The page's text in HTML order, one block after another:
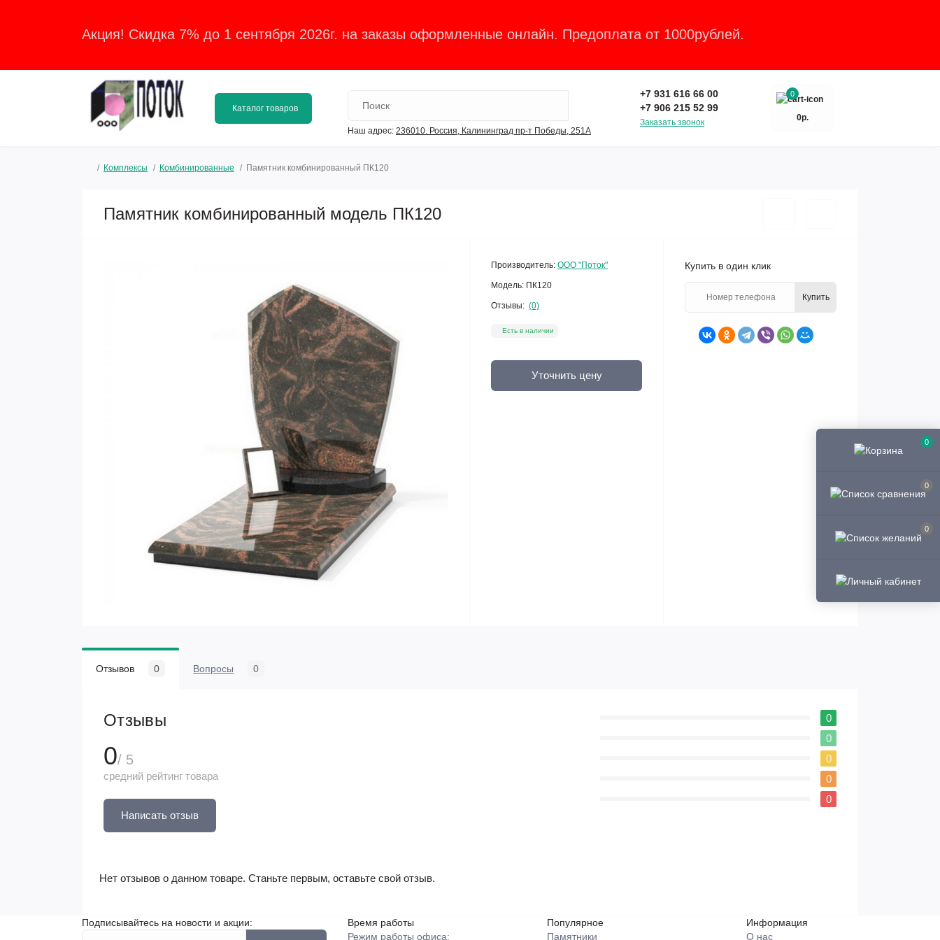
0
0
0
Акция! Скидка 7% до 1 сентября 2026г. на заказы оформленные онлайн. Предоплата от 1000рублей.
Каталог товаров
Наш адрес: 236010. Россия, Калининград пр-т Победы, 251А
+7 931 616 66 00
+7 906 215 52 99
Заказать звонок
0
0р.
Комплексы Комбинированные Памятник комбинированный ПК120
Памятник комбинированный модель ПК120
Производитель: ООО "Поток"
Модель: ПК120
Отзывы: (0)
Есть в наличии
Уточнить цену
Купить в один клик
Купить
Отзывов 0 Вопросы 0
Отзывы
0/ 5
средний рейтинг товара
Написать отзыв
0
0
0
0
0
Нет отзывов о данном товаре. Станьте первым, оставьте свой отзыв.
Подписывайтесь на новости и акции:
Время работы
Режим работы офиса:
Популярное
Памятники
Информация
О нас